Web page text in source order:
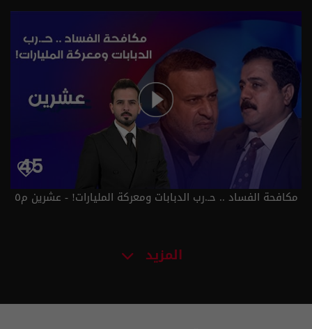
مكافحة الفساد .. حـ.رب الدبابات ومعركة المليارات! - عشرين م٥
المزيد